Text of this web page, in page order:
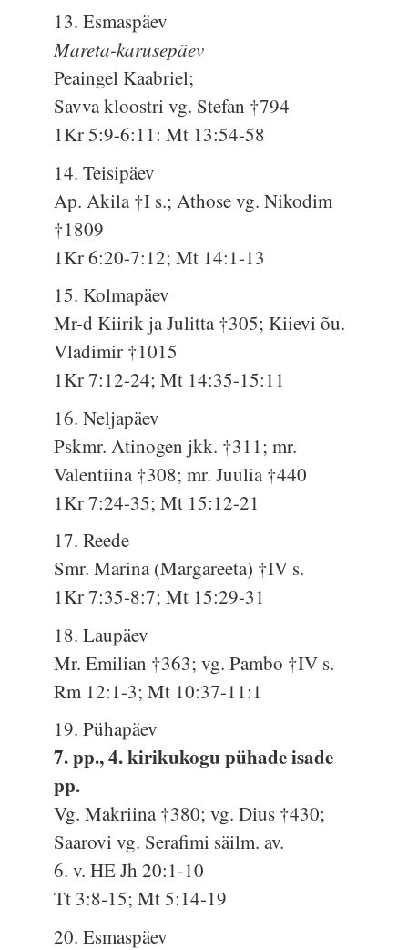
13. Esmaspäev
Mareta-karusepäev
Peaingel Kaabriel;
Savva kloostri vg. Stefan †794
1Kr 5:9-6:11: Mt 13:54-58
14. Teisipäev
Ap. Akila †I s.; Athose vg. Nikodim
†1809
1Kr 6:20-7:12; Mt 14:1-13
15. Kolmapäev
Mr-d Kiirik ja Julitta †305; Kiievi õu.
Vladimir †1015
1Kr 7:12-24; Mt 14:35-15:11
16. Neljapäev
Pskmr. Atinogen jkk. †311; mr.
Valentiina †308; mr. Juulia †440
1Kr 7:24-35; Mt 15:12-21
17. Reede
Smr. Marina (Margareeta) †IV s.
1Kr 7:35-8:7; Mt 15:29-31
18. Laupäev
Mr. Emilian †363; vg. Pambo †IV s.
Rm 12:1-3; Mt 10:37-11:1
19. Pühapäev
7. pp., 4. kirikukogu pühade isade
pp.
Vg. Makriina †380; vg. Dius †430;
Saarovi vg. Serafimi säilm. av.
6. v. HE Jh 20:1-10
Tt 3:8-15; Mt 5:14-19
20. Esmaspäev